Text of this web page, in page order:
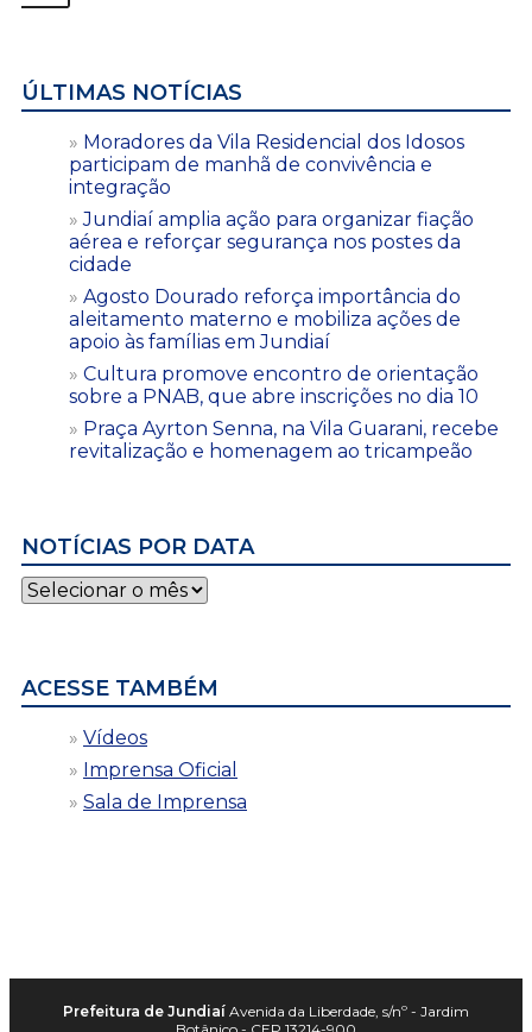
ÚLTIMAS NOTÍCIAS
Moradores da Vila Residencial dos Idosos
participam de manhã de convivência e
integração
Jundiaí amplia ação para organizar fiação
aérea e reforçar segurança nos postes da
cidade
Agosto Dourado reforça importância do
aleitamento materno e mobiliza ações de
apoio às famílias em Jundiaí
Cultura promove encontro de orientação
sobre a PNAB, que abre inscrições no dia 10
Praça Ayrton Senna, na Vila Guarani, recebe
revitalização e homenagem ao tricampeão
NOTÍCIAS POR DATA
Notícias
por
ACESSE TAMBÉM
Vídeos
Imprensa Oficial
Sala de Imprensa
Prefeitura de Jundiaí Avenida da Liberdade, s/nº - Jardim